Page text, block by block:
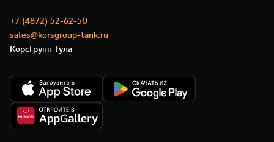
+7 (4872) 52-62-50
sales@korsgroup-tank.ru
КорсГрупп Тула